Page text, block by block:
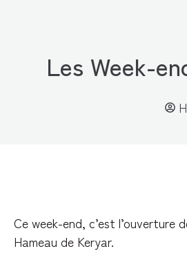
Les Week-
Ce week-end, c’est l’ouverture
Hameau de Keryar.